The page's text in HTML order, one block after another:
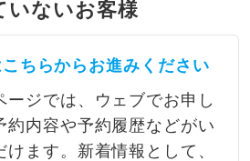
いないお客様
ちらからお進みください
ージでは、ウェブでお申し
約内容や予約履歴などがい
ます。新着情報として、